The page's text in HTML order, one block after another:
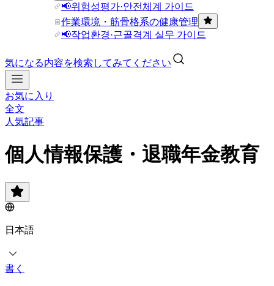
📢위험성평가·안전체계 가이드
作業環境・筋骨格系の健康管理
📢작업환경·근골격계 실무 가이드
気になる内容を検索してみてください
お気に入り
全文
人気記事
個人情報保護・退職年金教育
日本語
書く